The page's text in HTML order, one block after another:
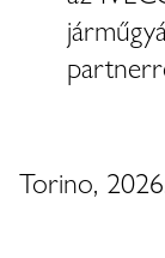
Torino,